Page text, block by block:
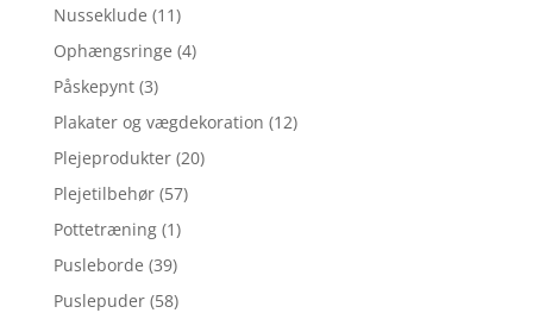
Nusseklude (11)
Ophængsringe (4)
Påskepynt (3)
Plakater og vægdekoration (12)
Plejeprodukter (20)
Plejetilbehør (57)
Pottetræning (1)
Pusleborde (39)
Puslepuder (58)